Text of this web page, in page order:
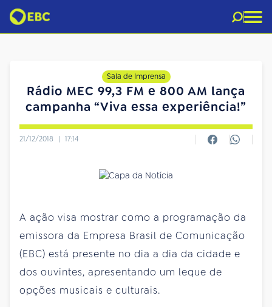
Sala de Imprensa
Rádio MEC 99,3 FM e 800 AM lança
campanha “Viva essa experiência!”
21/12/2018 | 17:14
A ação visa mostrar como a programação da
emissora da Empresa Brasil de Comunicação
(EBC) está presente no dia a dia da cidade e
dos ouvintes, apresentando um leque de
opções musicais e culturais.